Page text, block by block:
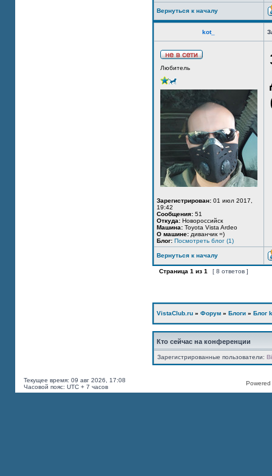
Вернуться к началу
kot_
Любитель
Зарегистрирован: 01 июл 2017,
19:42
Сообщения: 51
Откуда: Новороссийск
Машина: Toyota Vista Ardeo
О машине: диванчик =)
Блог: Посмотреть блог (1)
Вернуться к началу
Страница 1 из 1 [ 8 ответов ]
VistaClub.ru » Форум » Блоги » Блог
Кто сейчас на конференции
Зарегистрированные пользователи:
Текущее время: 09 авг 2026, 17:08
Часовой пояс: UTC + 7 часов